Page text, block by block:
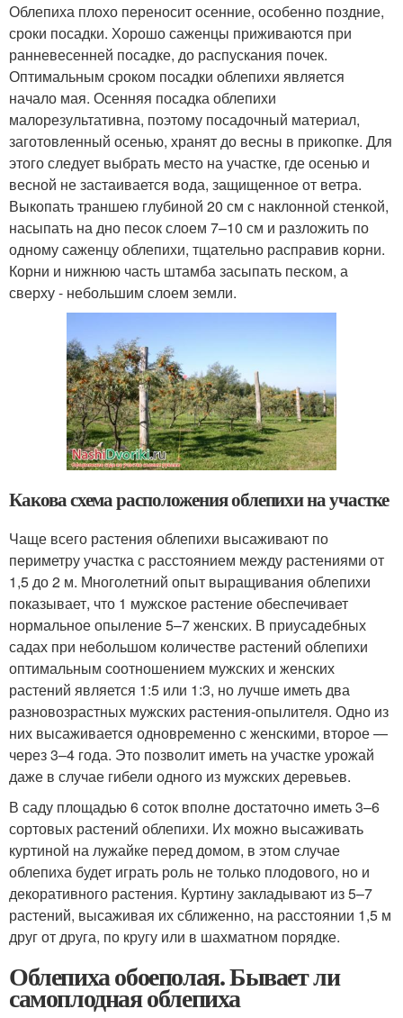
Облепиха плохо переносит осенние, особенно поздние,
сроки посадки. Хорошо саженцы приживаются при
ранневесенней посадке, до распускания почек.
Оптимальным сроком посадки облепихи является
начало мая. Осенняя посадка облепихи
малорезультативна, поэтому посадочный материал,
заготовленный осенью, хранят до весны в прикопке. Для
этого следует выбрать место на участке, где осенью и
весной не застаивается вода, защищенное от ветра.
Выкопать траншею глубиной 20 см с наклонной стенкой,
насыпать на дно песок слоем 7–10 см и разложить по
одному саженцу облепихи, тщательно расправив корни.
Корни и нижнюю часть штамба засыпать песком, а
сверху - небольшим слоем земли.
Какова схема расположения облепихи на участке
Чаще всего растения облепихи высаживают по
периметру участка с расстоянием между растениями от
1,5 до 2 м. Многолетний опыт выращивания облепихи
показывает, что 1 мужское растение обеспечивает
нормальное опыление 5–7 женских. В приусадебных
садах при небольшом количестве растений облепихи
оптимальным соотношением мужских и женских
растений является 1:5 или 1:3, но лучше иметь два
разновозрастных мужских растения-опылителя. Одно из
них высаживается одновременно с женскими, второе —
через 3–4 года. Это позволит иметь на участке урожай
даже в случае гибели одного из мужских деревьев.
В саду площадью 6 соток вполне достаточно иметь 3–6
сортовых растений облепихи. Их можно высаживать
куртиной на лужайке перед домом, в этом случае
облепиха будет играть роль не только плодового, но и
декоративного растения. Куртину закладывают из 5–7
растений, высаживая их сближенно, на расстоянии 1,5 м
друг от друга, по кругу или в шахматном порядке.
Облепиха обоеполая. Бывает ли
самоплодная облепиха